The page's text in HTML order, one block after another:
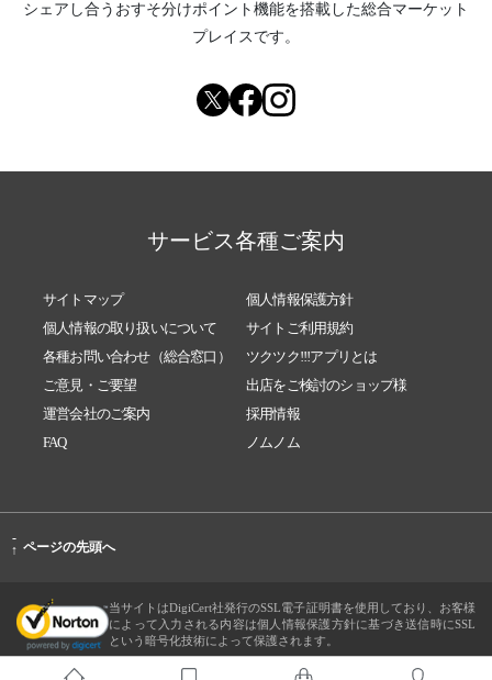
シェアし合う おすそ分けポイント機能を搭載した総合マーケット
プレイスです。
サービス各種ご案内
サイトマップ
個人情報保護方針
個人情報の取り扱いについて
サイトご利用規約
各種お問い合わせ（総合窓口）
ツクツク!!!アプリとは
ご意見・ご要望
出店をご検討のショップ様
運営会社のご案内
採用情報
FAQ
ノムノム
-
↑ ページの先頭へ
当サイトはDigiCert社発行のSSL電子証明書を使用しており、お客様
によって入力される内容は個人情報保護方針に基づき送信時にSSL
という暗号化技術によって保護されます。